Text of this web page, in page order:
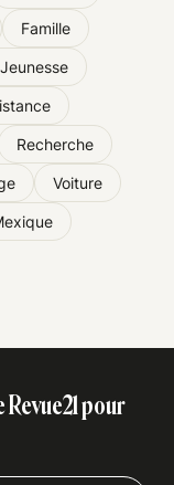
Famille
Jeunesse
Recherche
Voiture
pour